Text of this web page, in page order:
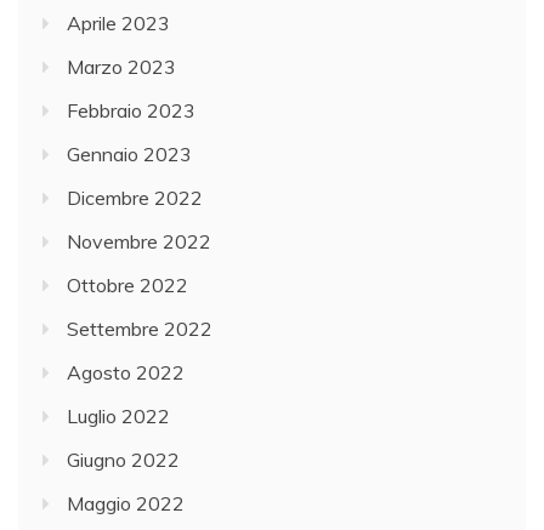
Aprile 2023
Marzo 2023
Febbraio 2023
Gennaio 2023
Dicembre 2022
Novembre 2022
Ottobre 2022
Settembre 2022
Agosto 2022
Luglio 2022
Giugno 2022
Maggio 2022